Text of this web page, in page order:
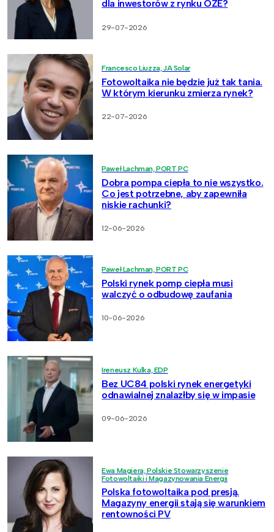
dla inwestorów z rynku OZE?
29-07-2026
Francesco Liuzza, JA Solar
Fotowoltaika nie będzie już tak tania.
W którym kierunku zmierza rynek?
22-07-2026
Paweł Lachman, PORT PC
Dobra pompa ciepła to nie wszystko.
Co jest potrzebne, aby zapewniła
niskie rachunki?
12-06-2026
Paweł Lachman, PORT PC
Polski rynek pomp ciepła musi
walczyć o odbudowę zaufania
10-06-2026
Ireneusz Kulka, EDP
Bez UC84 polski rynek energetyki
odnawialnej znalazłby się w impasie
09-06-2026
Ewa Magiera, Polskie Stowarzyszenie
Fotowoltaiki i Magazynowania Energii
Polska fotowoltaika pod presją.
Magazyny energii stają się warunkiem
rentowności PV